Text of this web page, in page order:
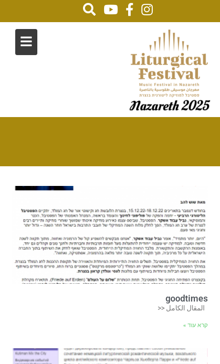
2022
goodtimes
المقال الكامل <<
קרא עוד »